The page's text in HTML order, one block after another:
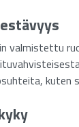
valmistettu
kuten